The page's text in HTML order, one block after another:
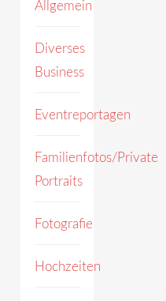
Allgemein
Diverses
Business
Eventreportagen
Familienfotos/Private
Portraits
Fotografie
Hochzeiten